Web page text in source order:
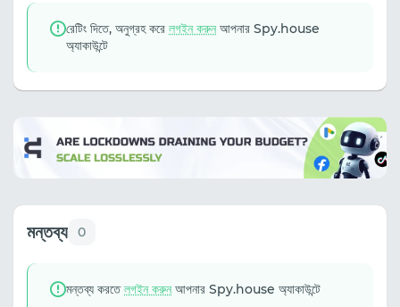
রেটিং দিতে, অনুগ্রহ করে লগইন করুনআপনার Spy.house
অ্যাকাউন্টে
মন্তব্য 0
মন্তব্য করতেলগইন করুনআপনার Spy.house অ্যাকাউন্টে